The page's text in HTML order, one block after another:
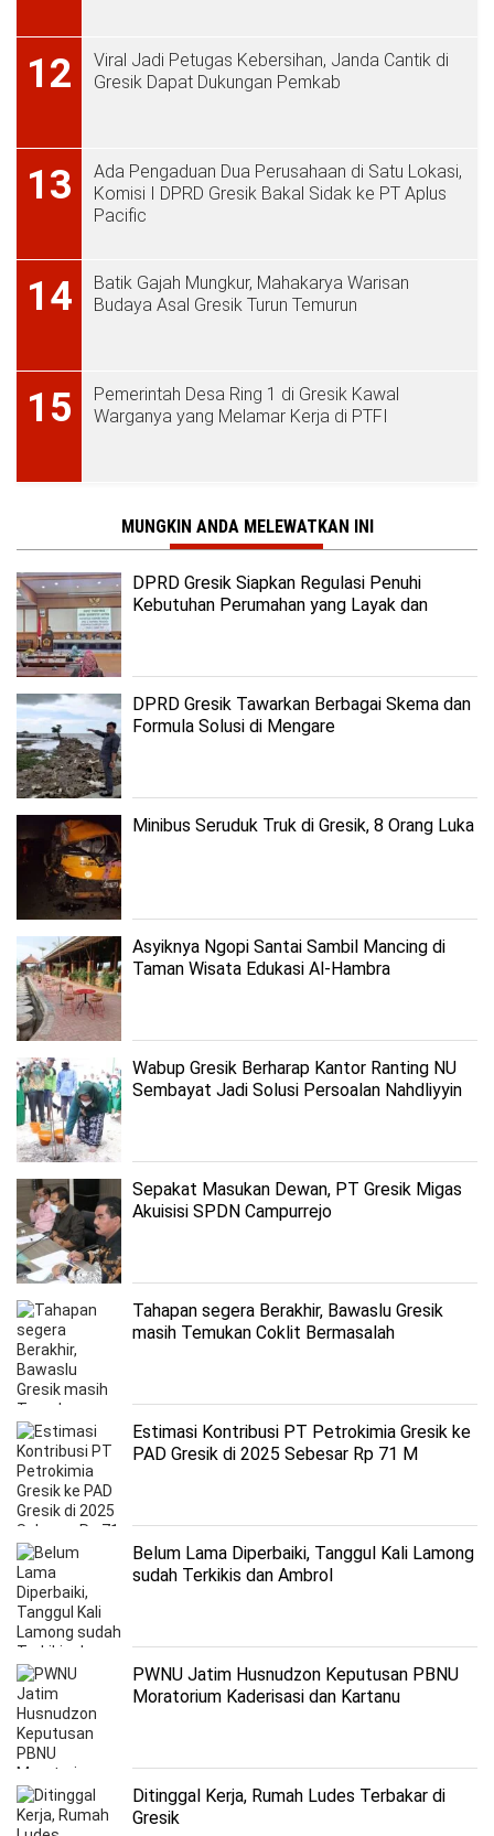
12
Viral Jadi Petugas Kebersihan, Janda Cantik di
Gresik Dapat Dukungan Pemkab
13
Ada Pengaduan Dua Perusahaan di Satu Lokasi,
Komisi I DPRD Gresik Bakal Sidak ke PT Aplus
Pacific
14
Batik Gajah Mungkur, Mahakarya Warisan
Budaya Asal Gresik Turun Temurun
15
Pemerintah Desa Ring 1 di Gresik Kawal
Warganya yang Melamar Kerja di PTFI
MUNGKIN ANDA MELEWATKAN INI
DPRD Gresik Siapkan Regulasi Penuhi
Kebutuhan Perumahan yang Layak dan
DPRD Gresik Tawarkan Berbagai Skema dan
Formula Solusi di Mengare
Minibus Seruduk Truk di Gresik, 8 Orang Luka
Asyiknya Ngopi Santai Sambil Mancing di
Taman Wisata Edukasi Al-Hambra
Wabup Gresik Berharap Kantor Ranting NU
Sembayat Jadi Solusi Persoalan Nahdliyyin
Sepakat Masukan Dewan, PT Gresik Migas
Akuisisi SPDN Campurrejo
Tahapan segera Berakhir, Bawaslu Gresik
masih Temukan Coklit Bermasalah
Estimasi Kontribusi PT Petrokimia Gresik ke
PAD Gresik di 2025 Sebesar Rp 71 M
Belum Lama Diperbaiki, Tanggul Kali Lamong
sudah Terkikis dan Ambrol
PWNU Jatim Husnudzon Keputusan PBNU
Moratorium Kaderisasi dan Kartanu
Ditinggal Kerja, Rumah Ludes Terbakar di
Gresik